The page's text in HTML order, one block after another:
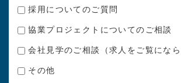
採用についてのご質問
協業プロジェクトについてのご相談
会社見学のご相談（求人をご覧になら
その他